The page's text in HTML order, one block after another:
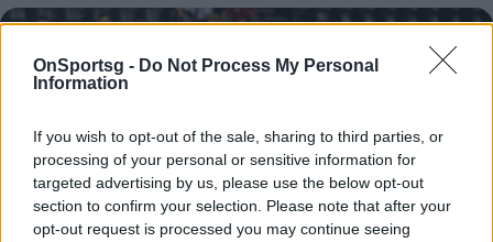
OnSportsg - Do Not Process My Personal
Information
If you wish to opt-out of the sale, sharing to third parties, or
processing of your personal or sensitive information for
targeted advertising by us, please use the below opt-out
section to confirm your selection. Please note that after your
opt-out request is processed you may continue seeing